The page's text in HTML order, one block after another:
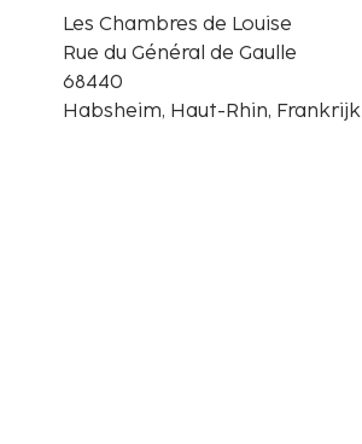
Les Chambres de Louise
Rue du Général de Gaulle
68440
Habsheim, Haut-Rhin, Frankrijk